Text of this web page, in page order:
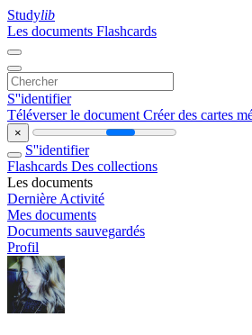
Studylib
Les documents Flashcards
S''identifier
Téléverser le document Créer des cartes
×
S''identifier
Flashcards Des collections
Les documents
Dernière Activité
Mes documents
Documents sauvegardés
Profil